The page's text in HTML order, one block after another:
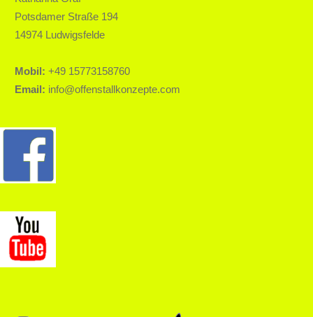
Potsdamer Straße 194
14974 Ludwigsfelde
Mobil: +49 15773158760
Email: info@offenstallkonzepte.com